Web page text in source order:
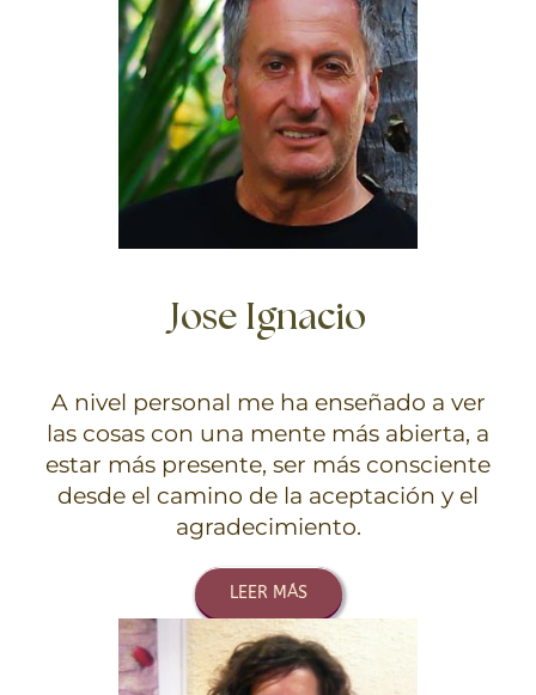
Jose Ignacio
A nivel personal me ha enseñado a ver
las cosas con una mente más abierta, a
estar más presente, ser más consciente
desde el camino de la aceptación y el
agradecimiento.
LEER MÁS